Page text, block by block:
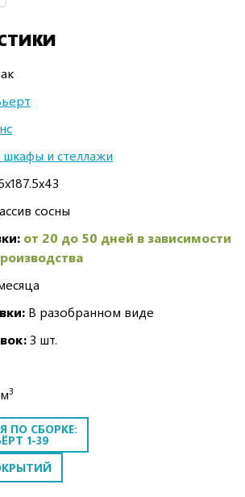
и стеллажи
сосны
от 20 до 50 дней в зависимости
В разобранном виде
3 шт.
3
ПО СБОРКЕ:
1-39